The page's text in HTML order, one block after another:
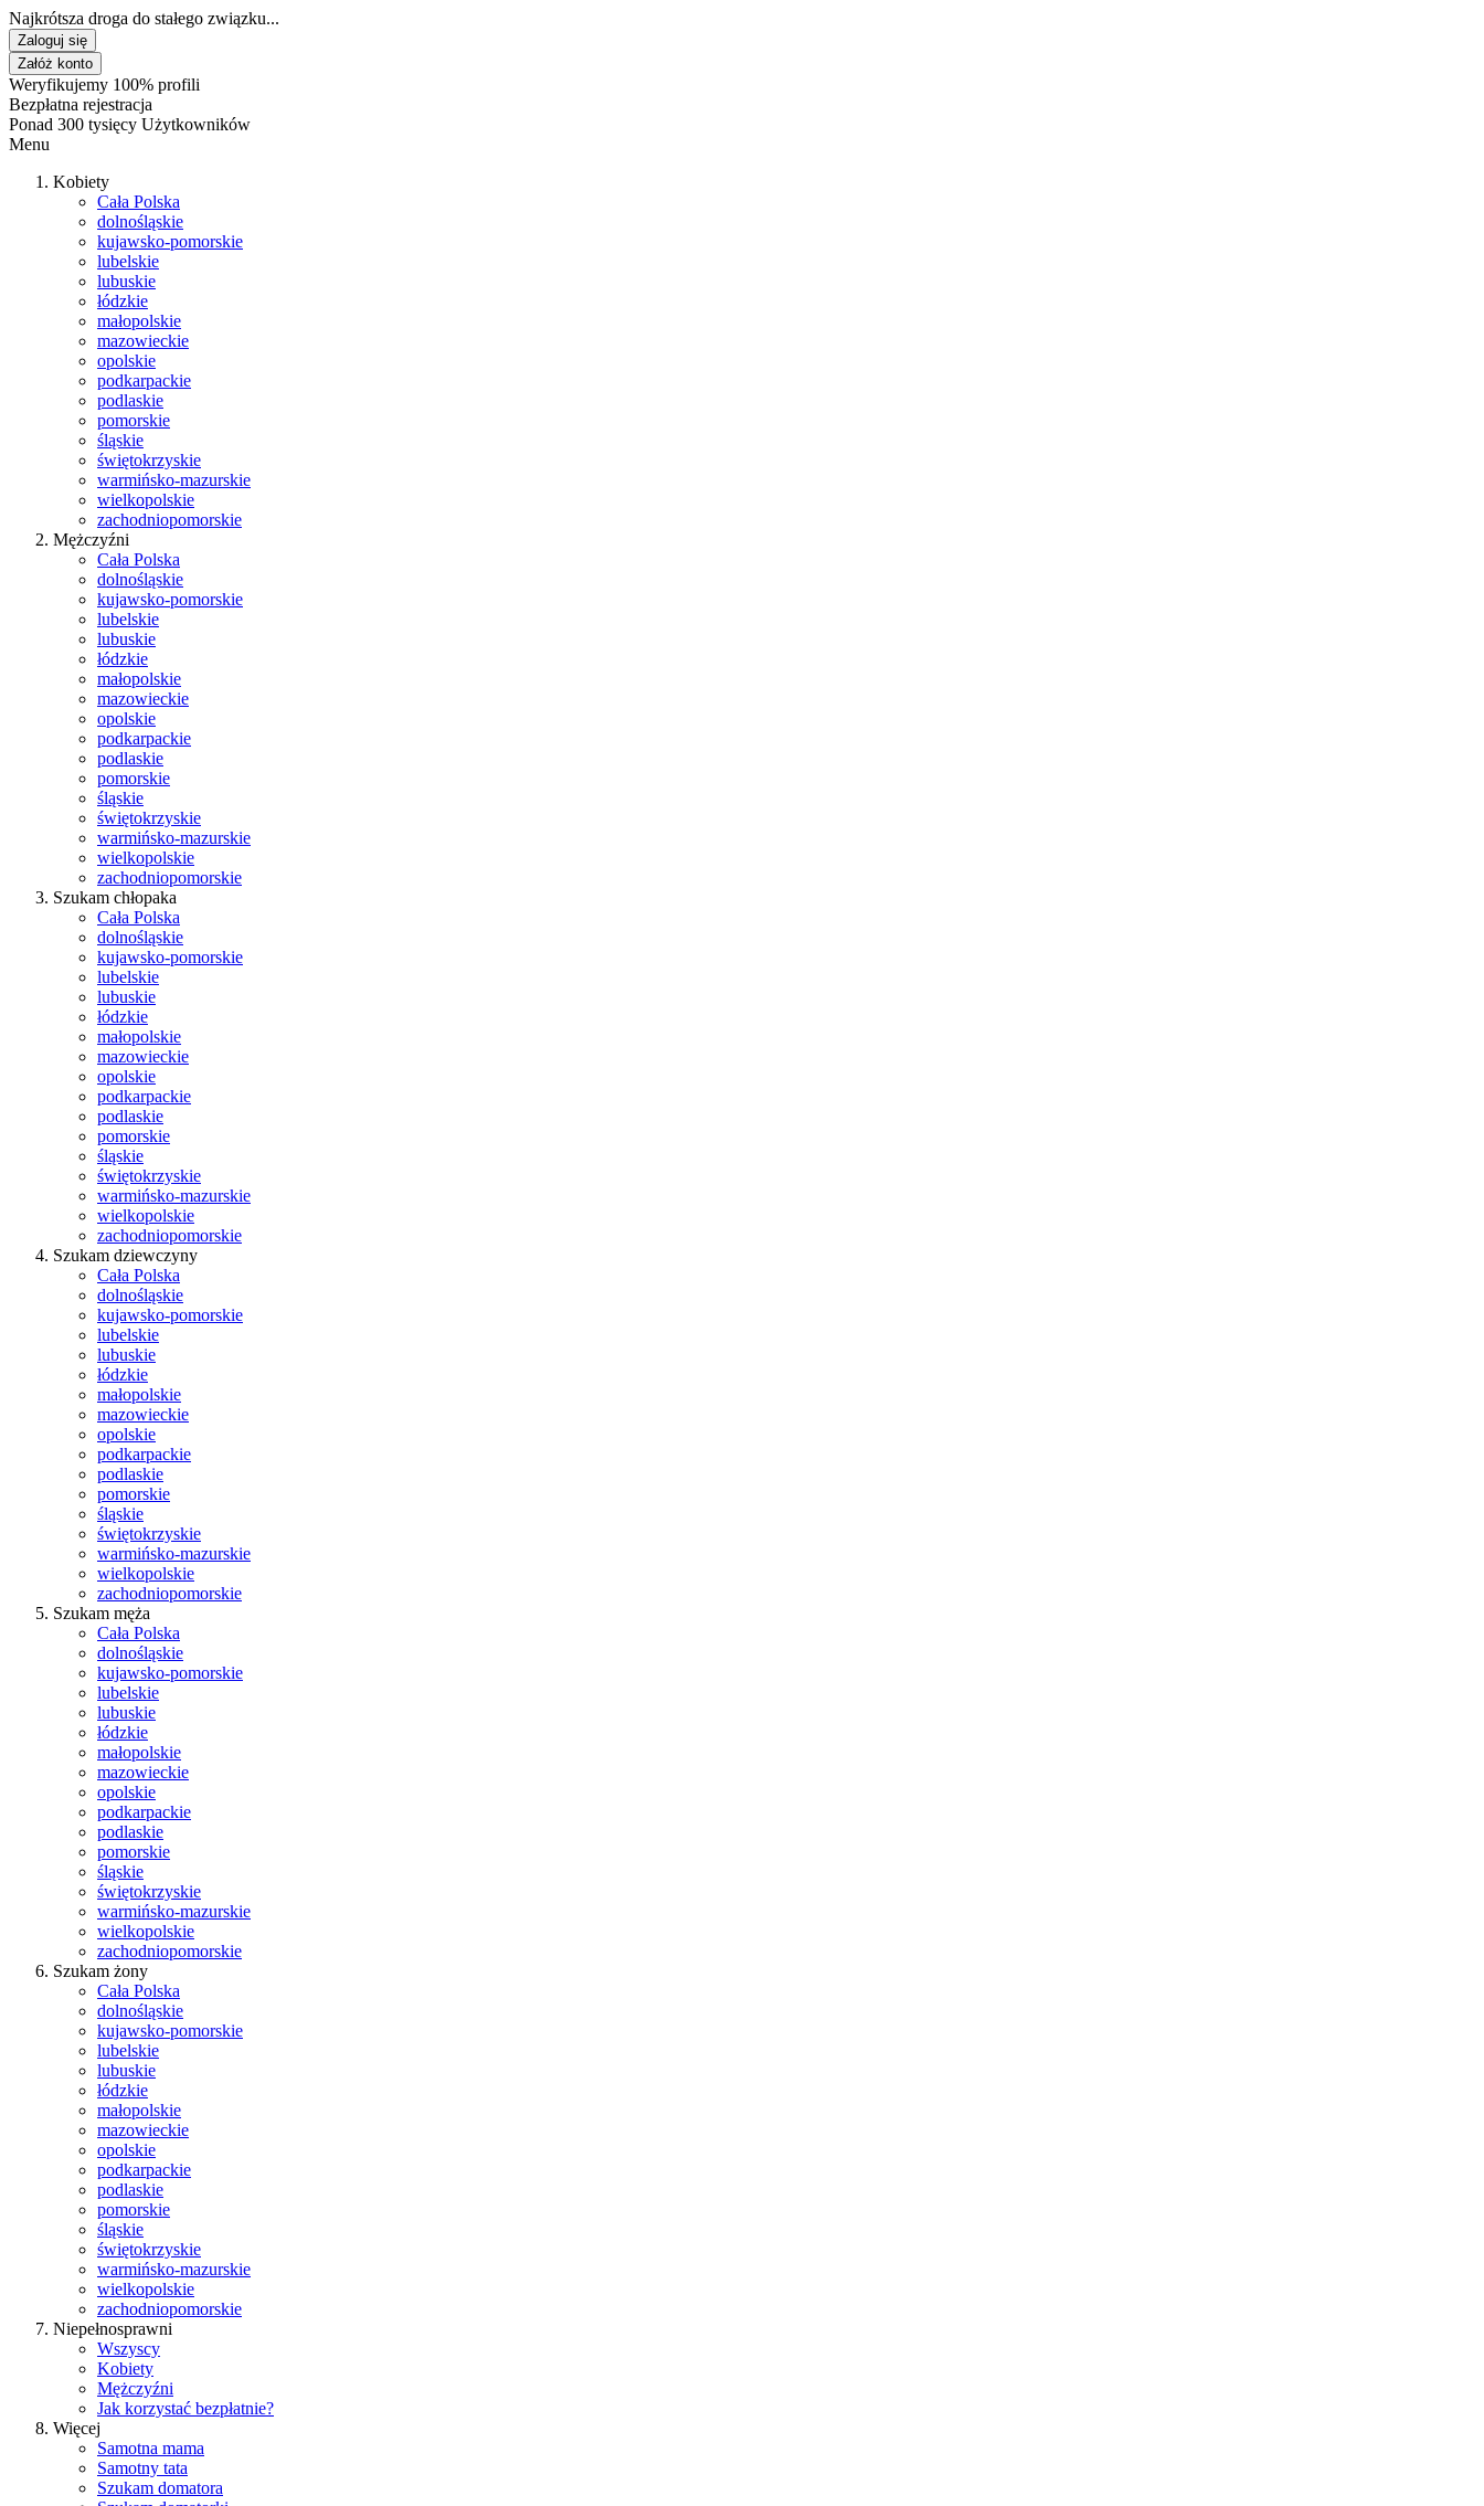
Najkrótsza droga do stałego związku...
Zaloguj się
Załóż konto
Weryfikujemy 100% profili
Bezpłatna rejestracja
Ponad 300 tysięcy Użytkowników
Menu
Kobiety
Cała Polska
dolnośląskie
kujawsko-pomorskie
lubelskie
lubuskie
łódzkie
małopolskie
mazowieckie
opolskie
podkarpackie
podlaskie
pomorskie
śląskie
świętokrzyskie
warmińsko-mazurskie
wielkopolskie
zachodniopomorskie
Mężczyźni
Cała Polska
dolnośląskie
kujawsko-pomorskie
lubelskie
lubuskie
łódzkie
małopolskie
mazowieckie
opolskie
podkarpackie
podlaskie
pomorskie
śląskie
świętokrzyskie
warmińsko-mazurskie
wielkopolskie
zachodniopomorskie
Szukam chłopaka
Cała Polska
dolnośląskie
kujawsko-pomorskie
lubelskie
lubuskie
łódzkie
małopolskie
mazowieckie
opolskie
podkarpackie
podlaskie
pomorskie
śląskie
świętokrzyskie
warmińsko-mazurskie
wielkopolskie
zachodniopomorskie
Szukam dziewczyny
Cała Polska
dolnośląskie
kujawsko-pomorskie
lubelskie
lubuskie
łódzkie
małopolskie
mazowieckie
opolskie
podkarpackie
podlaskie
pomorskie
śląskie
świętokrzyskie
warmińsko-mazurskie
wielkopolskie
zachodniopomorskie
Szukam męża
Cała Polska
dolnośląskie
kujawsko-pomorskie
lubelskie
lubuskie
łódzkie
małopolskie
mazowieckie
opolskie
podkarpackie
podlaskie
pomorskie
śląskie
świętokrzyskie
warmińsko-mazurskie
wielkopolskie
zachodniopomorskie
Szukam żony
Cała Polska
dolnośląskie
kujawsko-pomorskie
lubelskie
lubuskie
łódzkie
małopolskie
mazowieckie
opolskie
podkarpackie
podlaskie
pomorskie
śląskie
świętokrzyskie
warmińsko-mazurskie
wielkopolskie
zachodniopomorskie
Niepełnosprawni
Wszyscy
Kobiety
Mężczyźni
Jak korzystać bezpłatnie?
Więcej
Samotna mama
Samotny tata
Szukam domatora